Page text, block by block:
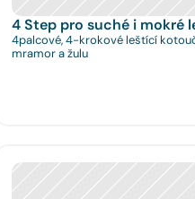
4 Step pro suché i mokré
4palcové, 4-krokové leštící
mramor a žulu